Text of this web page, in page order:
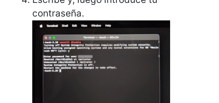
contraseña.